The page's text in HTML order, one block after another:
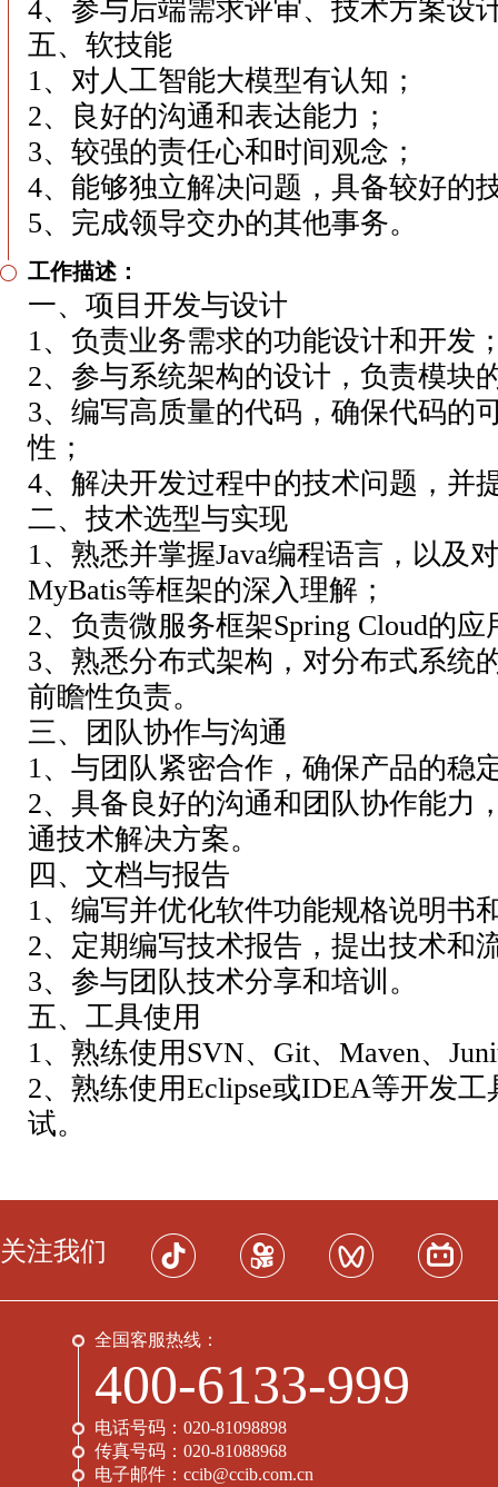
4、参与后端需求评审、技术方案设
五、软技能
1、对人工智能大模型有认知；
2、良好的沟通和表达能力；
3、较强的责任心和时间观念；
4、能够独立解决问题，具备较好的
5、完成领导交办的其他事务。
工作描述：
一、项目开发与设计
1、负责业务需求的功能设计和开发
2、参与系统架构的设计，负责模块
3、编写高质量的代码，确保代码的
性；
4、解决开发过程中的技术问题，并
二、技术选型与实现
1、熟悉并掌握Java编程语言，以及
MyBatis等框架的深入理解；
2、负责微服务框架Spring Cloud的
3、熟悉分布式架构，对分布式系统
前瞻性负责。
三、团队协作与沟通
1、与团队紧密合作，确保产品的稳
2、具备良好的沟通和团队协作能力
通技术解决方案。
四、文档与报告
1、编写并优化软件功能规格说明书
2、定期编写技术报告，提出技术和
3、参与团队技术分享和培训。
五、工具使用
1、熟练使用SVN、Git、Maven、
2、熟练使用Eclipse或IDEA等开发
试。
关注我们
全国客服热线：
400-6133-999
电话号码： 020-81098898
传真号码： 020-81088968
电子邮件： ccib@ccib.com.cn